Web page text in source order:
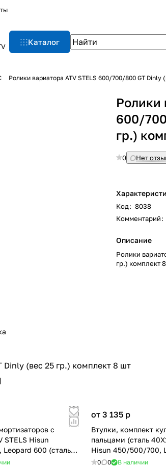
Каталог
Ролики вариатора ATV STELS 600/700/800 GT Dinly
Ролики
600/
гр.)
0 Нет
Код: 8038
Комментарий:
Описание
Ролики
гр.) комплект
(вес 25 гр.) комплект 8 шт
с
STELS Hisun
600 (сталь
от 3 135 p
Втулки, комплект
пальцами (сталь
Hisun 450/500/700,
0 0 В наличии